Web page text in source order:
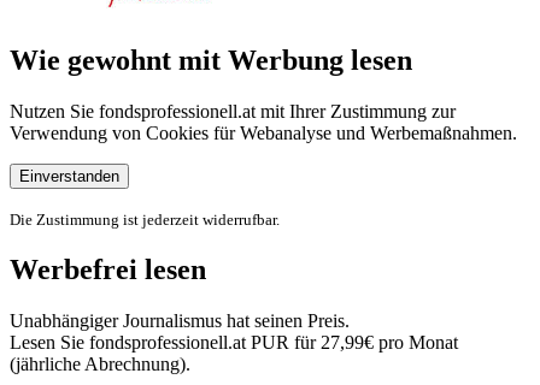
Wie gewohnt mit Werbung lesen
Nutzen Sie fondsprofessionell.at mit Ihrer Zustimmung zur
Verwendung von Cookies für Webanalyse und Werbemaßnahmen.
Einverstanden
Die Zustimmung ist jederzeit widerrufbar.
Werbefrei lesen
Unabhängiger Journalismus hat seinen Preis.
Lesen Sie fondsprofessionell.at PUR für 27,99€ pro Monat
(jährliche Abrechnung).